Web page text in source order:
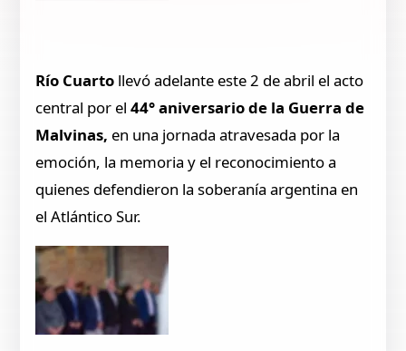
Río Cuarto llevó adelante este 2 de abril el acto
central por el44° aniversario de la Guerra de
Malvinas, en una jornada atravesada por la
emoción, la memoria y el reconocimiento a
quienes defendieron la soberanía argentina en
el Atlántico Sur.